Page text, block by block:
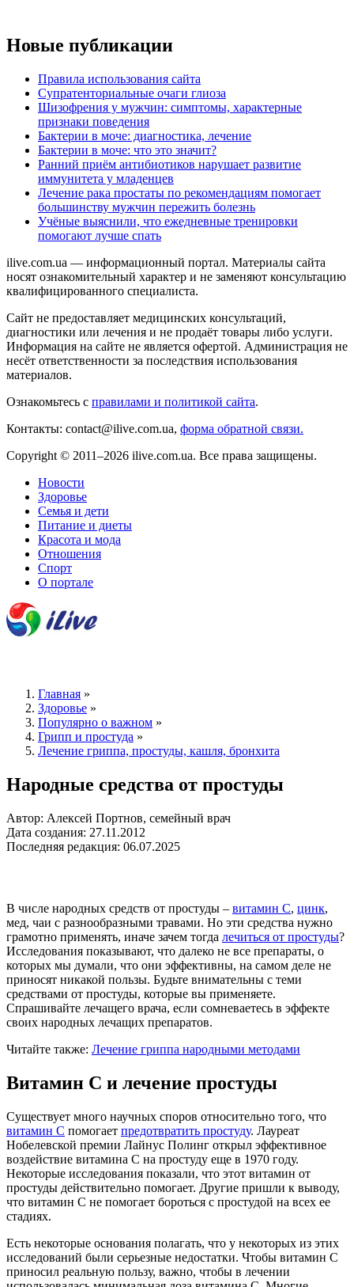
Новые публикации
Правила использования сайта
Супратенториальные очаги глиоза
Шизофрения у мужчин: симптомы, характерные
признаки поведения
Бактерии в моче: диагностика, лечение
Бактерии в моче: что это значит?
Ранний приём антибиотиков нарушает развитие
иммунитета у младенцев
Лечение рака простаты по рекомендациям помогает
большинству мужчин пережить болезнь
Учёные выяснили, что ежедневные тренировки
помогают лучше спать
ilive.com.ua — информационный портал. Материалы сайта
носят ознакомительный характер и не заменяют консультацию
квалифицированного специалиста.
Сайт не предоставляет медицинских консультаций,
диагностики или лечения и не продаёт товары либо услуги.
Информация на сайте не является офертой. Администрация не
несёт ответственности за последствия использования
материалов.
Ознакомьтесь с правилами и политикой сайта.
Контакты: contact@ilive.com.ua, форма обратной связи.
Copyright © 2011–2026 ilive.com.ua. Все права защищены.
Новости
Здоровье
Семья и дети
Питание и диеты
Красота и мода
Отношения
Спорт
О портале
Главная »
Здоровье »
Популярно о важном »
Грипп и простуда »
Лечение гриппа, простуды, кашля, бронхита
Народные средства от простуды
Автор: Алексей Портнов, семейный врач
Дата создания: 27.11.2012
Последняя редакция: 06.07.2025
В числе народных средств от простуды – витамин С, цинк,
мед, чаи с разнообразными травами. Но эти средства нужно
грамотно применять, иначе зачем тогда лечиться от простуды?
Исследования показывают, что далеко не все препараты, о
которых мы думали, что они эффективны, на самом деле не
приносят никакой пользы. Будьте внимательны с теми
средствами от простуды, которые вы применяете.
Спрашивайте лечащего врача, если сомневаетесь в эффекте
своих народных лечащих препаратов.
Читайте также: Лечение гриппа народными методами
Витамин С и лечение простуды
Существует много научных споров относительно того, что
витамин С помогает предотвратить простуду. Лауреат
Нобелевской премии Лайнус Полинг открыл эффективное
воздействие витамина С на простуду еще в 1970 году.
Некоторые исследования показали, что этот витамин от
простуды действительно помогает. Другие пришли к выводу,
что витамин С не помогает бороться с простудой на всех ее
стадиях.
Есть некоторые основания полагать, что у некоторых из этих
исследований были серьезные недостатки. Чтобы витамин С
приносил реальную пользу, важно, чтобы в лечении